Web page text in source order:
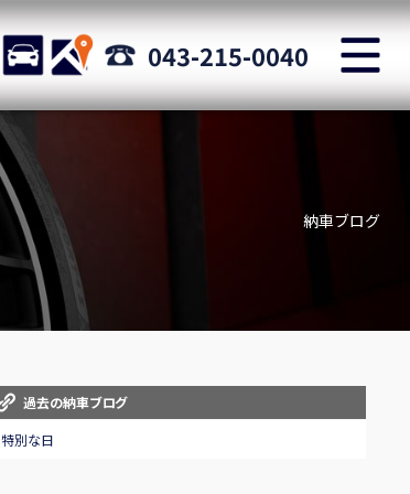
STOCK ACCESS 043-215-0040
スタッフblog
Staff blog
納車ブログ
過去の納車ブログ
特別な日